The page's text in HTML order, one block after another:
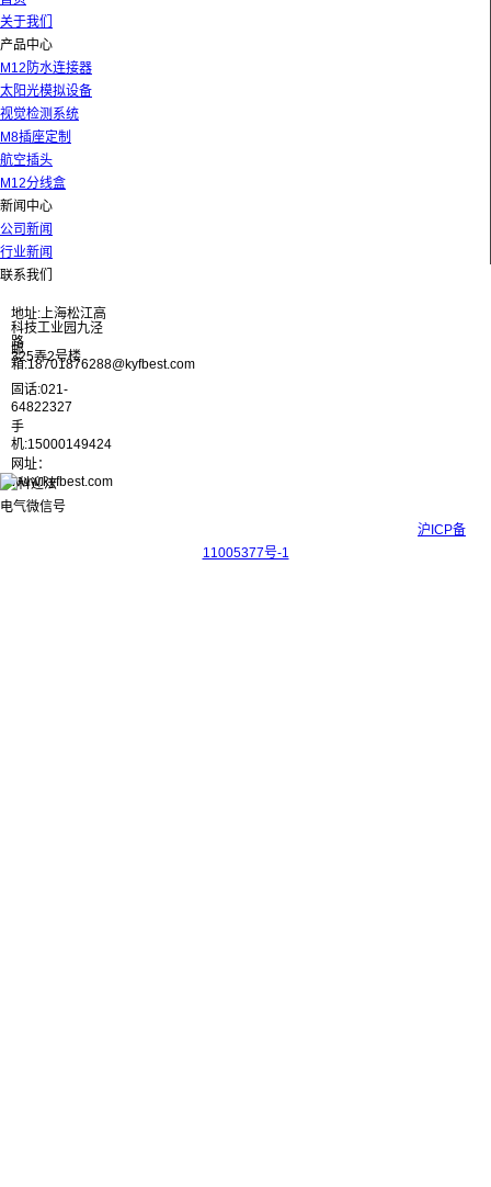
关于我们
产品中心
M12防水连接器
太阳光模拟设备
视觉检测系统
M8插座定制
航空插头
M12分线盒
新闻中心
公司新闻
行业新闻
联系我们
地址:上海松江高
科技工业园九泾
路
325弄2号楼
邮
箱:18701876288@kyfbest.com
固话:021-
64822327
手
机:15000149424
网址：
www.kyfbest.com
沪ICP备
11005377号-1